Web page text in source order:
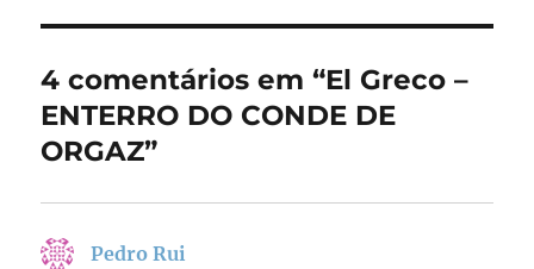
b
o
o
k
d
o
n
4 comentários em “El Greco –
ENTERRO DO CONDE DE
ORGAZ”
Pedro Rui